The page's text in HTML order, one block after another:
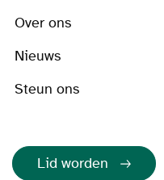
Over ons
Nieuws
Steun ons
Lid worden